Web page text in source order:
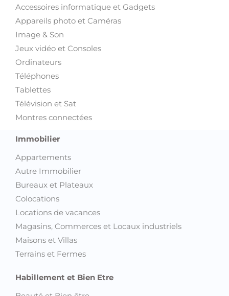
Accessoires informatique et Gadgets
Appareils photo et Caméras
Image & Son
Jeux vidéo et Consoles
Ordinateurs
Téléphones
Tablettes
Télévision et Sat
Montres connectées
Immobilier
Appartements
Autre Immobilier
Bureaux et Plateaux
Colocations
Locations de vacances
Magasins, Commerces et Locaux industriels
Maisons et Villas
Terrains et Fermes
Habillement et Bien Etre